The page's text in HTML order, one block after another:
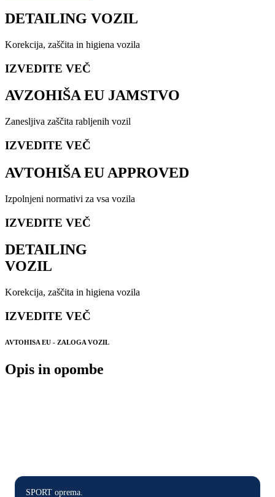
DETAILING VOZIL
Korekcija, zaščita in higiena vozila
IZVEDITE VEČ
AVZOHIŠA EU JAMSTVO
Zanesljiva zaščita rabljenih vozil
IZVEDITE VEČ
AVTOHIŠA EU APPROVED
Izpolnjeni normativi za vsa vozila
IZVEDITE VEČ
DETAILING
VOZIL
Korekcija, zaščita in higiena vozila
IZVEDITE VEČ
AVTOHISA EU - ZALOGA VOZIL
Opis in opombe
SPORT oprema.